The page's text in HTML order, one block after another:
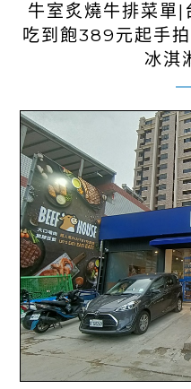
牛室炙燒牛排菜單|
吃到飽389元起手
冰淇